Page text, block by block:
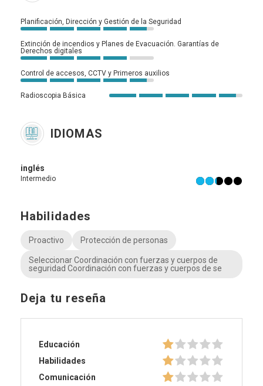
Planificación, Dirección y Gestión de la Seguridad
Extinción de incendios y Planes de Evacuación. Garantías de
Derechos digitales
Control de accesos, CCTV y Primeros auxilios
Radioscopia Básica
IDIOMAS
inglés
Intermedio
Habilidades
Proactivo Protección de personas
Seleccionar Coordinación con fuerzas y cuerpos de
seguridad Coordinación con fuerzas y cuerpos de se
Deja tu reseña
Educación
Habilidades
Comunicación